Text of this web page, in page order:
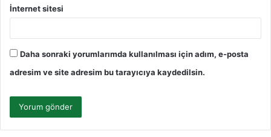
İnternet sitesi
Daha sonraki yorumlarımda kullanılması için adım, e-posta
adresim ve site adresim bu tarayıcıya kaydedilsin.